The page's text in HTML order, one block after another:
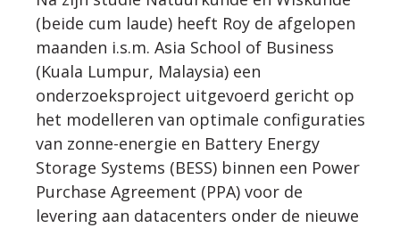
WERKWIJZE
UW PROJECT
CONTACT
(beide cum laude) heeft Roy de afgelopen
maanden i.s.m. Asia School of Business
(Kuala Lumpur, Malaysia) een
onderzoeksproject uitgevoerd gericht op
het modelleren van optimale configuraties
van zonne-energie en Battery Energy
Storage Systems (BESS) binnen een Power
Purchase Agreement (PPA) voor de
levering aan datacenters onder de nieuwe